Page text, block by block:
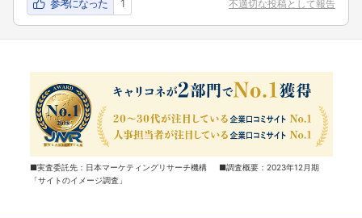
参考になった 1 不適切な投稿として報告
■実査委託先：日本マーケティングリサーチ機構 ■調査概要：2023年12月期
「サイトのイメージ調査」